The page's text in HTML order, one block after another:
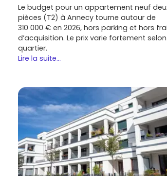
Le budget pour un appartement neuf
pièces (T2) à Annecy tourne autour de
310 000 € en 2026, hors parking et hors
d’acquisition. Le prix varie fortement
quartier.
Lire la suite...